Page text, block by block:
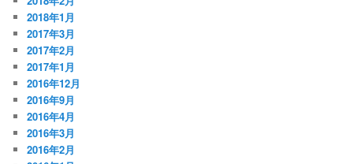
2018年1月
2017年3月
2017年2月
2017年1月
2016年12月
2016年9月
2016年4月
2016年3月
2016年2月